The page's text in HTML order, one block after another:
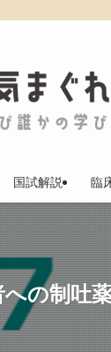
国試解説 臨
の制吐